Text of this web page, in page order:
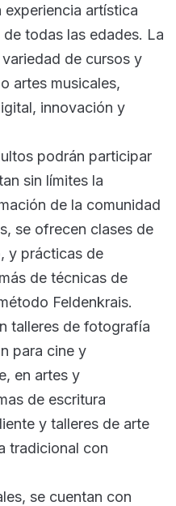
artística
todas las edades. La
de cursos y
artes musicales,
innovación y
podrán participar
sin límites la
de la comunidad
se ofrecen clases de
y prácticas de
de técnicas de
Feldenkrais.
talleres de fotografía
para cine y
en artes y
de escritura
y talleres de arte
tradicional con
se cuentan con